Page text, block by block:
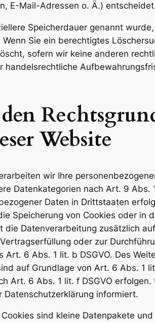
E-Mail-Adressen o. Ä.)
Speicherdauer genannt
Sie ein berechtigtes
sofern wir keine anderen
handelsrechtliche
Website
wir Ihre
Datenkategorien nach Art. 9 Abs.
Daten in Drittstaaten
Speicherung von Cookies oder in
Datenverarbeitung zusätzlich
oder zur
6 Abs. 1 lit. b DSGVO. Des
auf Grundlage von Art. 6 Abs. 1
Art. 6 Abs. 1 lit. f DSGVO
informiert.
sind kleine Datenpakete